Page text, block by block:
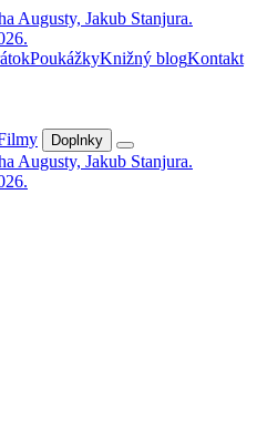
PoukážkyKnižný blogKontakt
Doplnky